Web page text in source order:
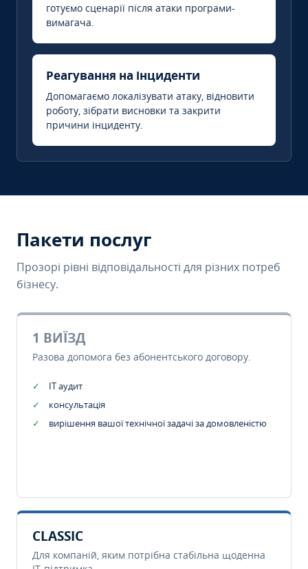
готуємо сценарії після атаки програми-
вимагача.
Реагування на інциденти
Допомагаємо локалізувати атаку, відновити
роботу, зібрати висновки та закрити
причини інциденту.
Пакети послуг
Прозорі рівні відповідальності для різних потреб
бізнесу.
1 ВИЇЗД
Разова допомога без абонентського договору.
IT аудит
консультація
вирішення вашої технічної задачі за домовленістю
CLASSIC
Для компаній, яким потрібна стабільна щоденна